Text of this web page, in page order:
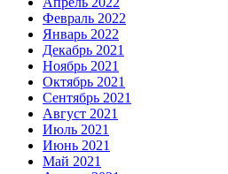
Февраль 2022
Январь 2022
Декабрь 2021
Ноябрь 2021
Октябрь 2021
Сентябрь 2021
Август 2021
Июль 2021
Июнь 2021
Май 2021